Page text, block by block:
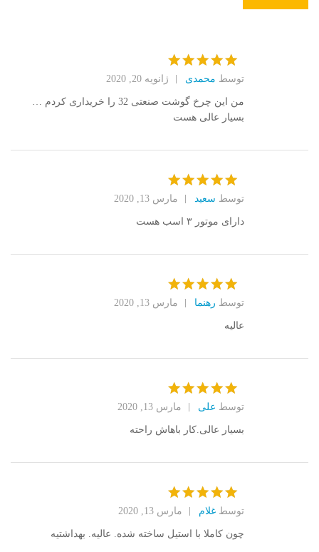
امتیاز5از
5
توسط محمدی ژانویه 20, 2020
من این چرخ گوشت صنعتی 32 را خریداری کردم …
بسیار عالی هست
امتیاز5 از
5
توسط سعید مارس 13, 2020
دارای موتور ۳ اسب هست
امتیاز5 از
5
توسط رهنما مارس 13, 2020
عالیه
امتیاز5 از
5
توسط علی مارس 13, 2020
بسیار عالی.کار باهاش راحته
امتیاز از
5
توسط غلام مارس 13, 2020
چون کاملا با استیل ساخته شده. عالیه. بهداشتیه